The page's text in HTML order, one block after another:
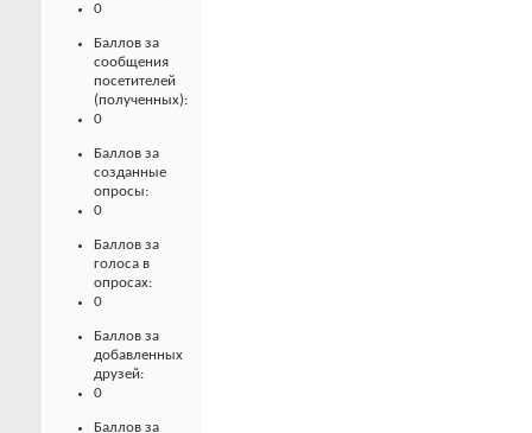
0
Баллов за
сообщения
посетителей
(полученных):
0
Баллов за
созданные
опросы:
0
Баллов за
голоса в
опросах:
0
Баллов за
добавленных
друзей:
0
Баллов за